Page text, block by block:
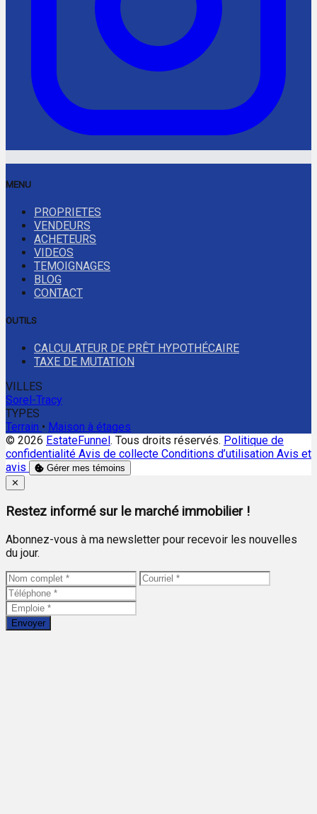
MENU
PROPRIETES
VENDEURS
ACHETEURS
VIDEOS
TEMOIGNAGES
BLOG
CONTACT
OUTILS
CALCULATEUR DE PRÊT HYPOTHÉCAIRE
TAXE DE MUTATION
VILLES
Sorel-Tracy
TYPES
Terrain • Maison à étages
© 2026 EstateFunnel . Tous droits réservés. Politique de
confidentialité Avis de collecte Conditions d’utilisation Avis et
avis
Gérer mes témoins
Close
✕
Restez informé sur le marché immobilier !
Abonnez-vous à ma newsletter pour recevoir les nouvelles
du jour.
Envoyer